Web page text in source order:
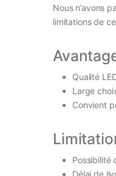
Nous n’avons
limitations de
Qualité
Large
Convient
Possibilité